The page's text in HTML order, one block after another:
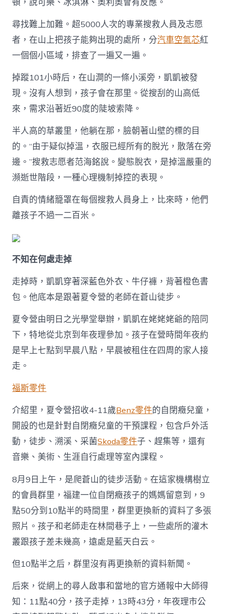
找
OSDER
奧
台
北
汽
車
自
閉
癥
孩
五
天〉
尋找難上加難。超5000人次的專業搜救人員及志愿
者，在山上把孩子能夠出現的處所，分汽車空氣芯紅
一個個小區域，排查了一遍又一遍。
掉蹤101小時后，在山澗的一條小溪旁，凱凱被發
現。沒有人想到，孩子會在那里。從搜刮的山高低
來，需求沿著近90度的陡坡索降。
半人高的草叢里，他躺在那，臉朝著山壁的標的目
的。“由于疑似掉溫，衣服已經所有的脫光，散落在旁
邊。”搜救志愿者范海銘說。變態脫衣，是掉溫嚴重的
瀕逝世階段，一種心理機制掉控的表現。
自責的情緒籠罩在每個搜救人員身上，比來時，他們
離孩子不過一二百米。
不知在何處走掉
走掉時，凱凱穿著深藍色外衣、牛仔褲，背著橙色書
包。他底本是跟著夏令營的老師在蒼山徒步。
夏令營由明日之光學堂舉辦，凱凱在姥姥姥爺的陪同
下，特地從北京到年夜理參加。孩子在營時間年夜約
是早上七點到早晨八點，早晨被租住在四周的家人接
走。
福斯零件
介紹里，夏令營招收4-11歲Benz零件的自閉癥兒童，
開設的也是針對自閉癥兒童的干預課程，包含戶外活
動，徒步、溯溪、采菌Skoda零件子、趕集等，還有
音樂、美術、生涯自行處理等室內課程。
8月9日上午，是爬蒼山的徒步活動。在這家機構樹立
的會員群里，福建一位自閉癥孩子的媽媽留意到，9
點50分到10點半的時間里，群里更換新的資料了多張
照片。孩子和老師走在林間巷子上，一些處所的灌木
叢跟孩子差未幾高，遠處是藍天白云。
但10點半之后，群里沒有再更換新的資料新聞。
后來，從網上的尋人啟事和當地的官方通報中大師得
知：11點40分，孩子走掉，13時43分，年夜理市公